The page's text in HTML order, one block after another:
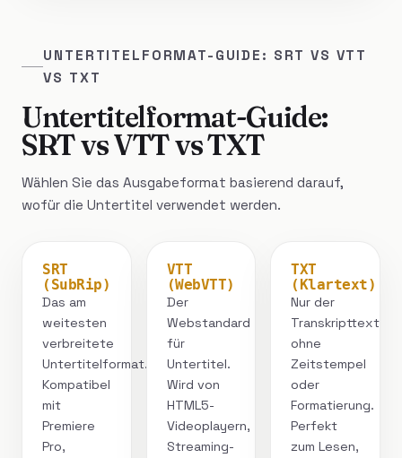
UNTERTITELFORMAT-GUIDE: SRT VS VTT
VS TXT
Untertitelformat-Guide:
SRT vs VTT vs TXT
Wählen Sie das Ausgabeformat basierend darauf,
wofür die Untertitel verwendet werden.
SRT
(SubRip)
Das am
weitesten
verbreitete
Untertitelformat.
Kompatibel
mit
Premiere
Pro,
VTT
(WebVTT)
Der
Webstandard
für
Untertitel.
Wird von
HTML5-
Videoplayern,
Streaming-
TXT
(Klartext)
Nur der
Transkripttext
ohne
Zeitstempel
oder
Formatierung.
Perfekt
zum Lesen,